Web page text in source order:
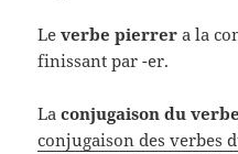
Leverbe pierrer a la
finissant par -er.
Laconjugaison du
conjugaison des verbes